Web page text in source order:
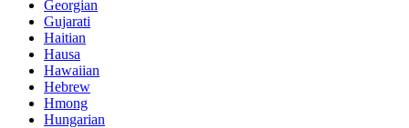
Georgian
Gujarati
Haitian
Hausa
Hawaiian
Hebrew
Hmong
Hungarian